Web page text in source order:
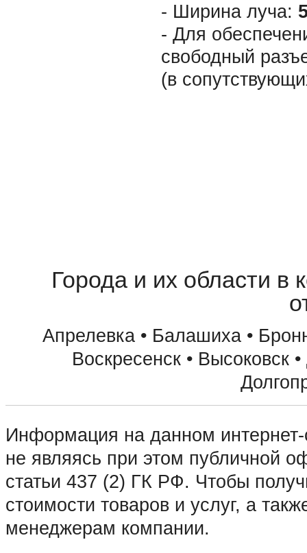
- Ширина луча:
- Для
свободный
(в
Города и их области в
Апрелевка • Балашиха •
Воскресенск • Высоковск
• Домодедово • Дубна •
Зарайск • Зеленоград •
Коломна • Королев • Котельники
Краснозаводск •
Лосино-Петровский • Луховицы
Информация на данном
не являясь при этом публичной
статьи 437 (2) ГК РФ. Чтобы
стоимости товаров и услуг, а
менеджерам компании.